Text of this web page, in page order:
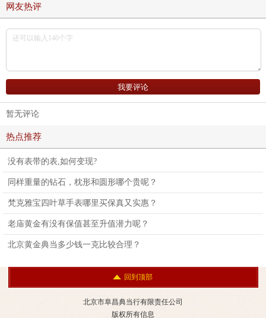
网友热评
暂无评论
热点推荐
没有表带的表,如何变现?
同样重量的钻石，枕形和圆形哪个贵呢？
梵克雅宝四叶草手表哪里买保真又实惠？
老庙黄金有没有保值甚至升值潜力呢？
北京黄金典当多少钱一克比较合理？
回到顶部
北京市阜昌典当行有限责任公司
版权所有信息